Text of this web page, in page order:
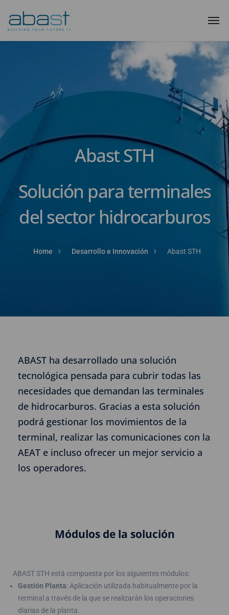
Abast STH
Solución para terminales
del sector hidrocarburos
Home Desarrollo e Innovación Abast STH
ABAST ha desarrollado una solución
tecnológica pensada para cubrir todas las
necesidades que demandan las terminales
de hidrocarburos. Gracias a esta solución
podrá gestionar los movimientos de la
terminal, realizar las comunicaciones con la
AEAT e incluso ofrecer un mejor servicio a
los operadores.
Módulos de la solución
ABAST STH está compuesta por los siguientes módulos:
Gestión Planta: Aplicación utilizada habitualmente por la
terminal a través de la que se realizarán los operaciones
diarias de la planta.